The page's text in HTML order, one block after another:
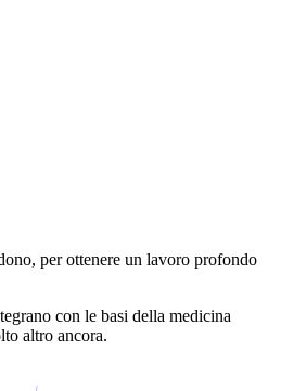
per ottenere un lavoro profondo
con le basi della medicina
altro ancora.